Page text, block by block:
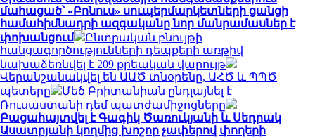
մահացած՝ «Բոնուս» սուպերմարկետների ցանցի
համահիմնադրի ազգականը նոր մանրամասներ է
փոխանցում
Ընտրական բնույթի
հանցագործությունների դեպքերի առթիվ
նախաձեռնվել է 209 քրեական վարույթ
Վերանշանակվել են ԱԱԾ տնօրենը, ԱՀԾ և ՊՊԾ
պետերը
Մեծ Բրիտանիան ընդլայնել է
Ռուսաստանի դեմ պատժամիջոցները
Բացահայտվել է Գագիկ Ծառուկյանի և Սեդրակ
Ասատրյանի կողմից խոշոր չափերով փողերի